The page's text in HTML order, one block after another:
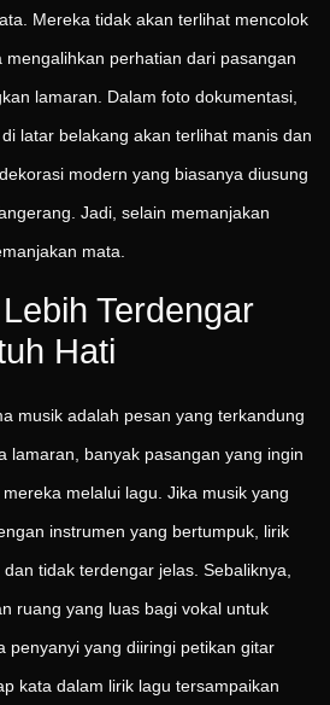
Mereka tidak akan terlihat mencolok
perhatian dari pasangan
lamaran. Dalam foto dokumentasi,
latar belakang akan terlihat manis dan
modern yang biasanya diusung
Jadi, selain memanjakan
mata.
Terdengar
Hati
musik adalah pesan yang terkandung
lamaran, banyak pasangan yang ingin
melalui lagu. Jika musik yang
instrumen yang bertumpuk, lirik
tidak terdengar jelas. Sebaliknya,
ruang yang luas bagi vokal untuk
penyanyi yang diiringi petikan gitar
kata dalam lirik lagu tersampaikan